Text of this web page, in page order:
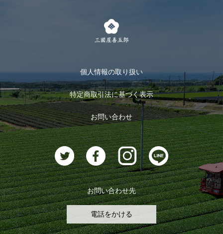
お茶のギフト
おすすめのお茶
お茶に合うスイーツ
ログイン
ログアウト
個人情報の取り扱い
特定商取引法に基づく表示
お問い合わせ
お問い合わせ先
電話をかける